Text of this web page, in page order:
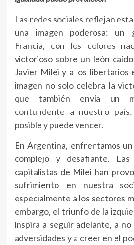
Las redes sociales reflejan
una imagen poderosa: un
Francia, con los colores
victorioso sobre un león
Javier Milei y a los libertarios
imagen no solo celebra la
que también envía un
contundente a nuestro
posible y puede vencer.
En Argentina, enfrentamos
complejo y desafiante. Las
capitalistas de Milei han
sufrimiento en nuestra
especialmente a los sectores
embargo, el triunfo de la
inspira a seguir adelante, a
adversidades y a creer en el